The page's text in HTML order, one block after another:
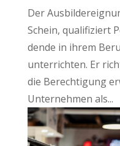
Der
Schein, qua­li­fi­ziert
den­de in ihrem
unter­rich­ten. Er
die Berech­ti­gung
Unter­neh­men als...